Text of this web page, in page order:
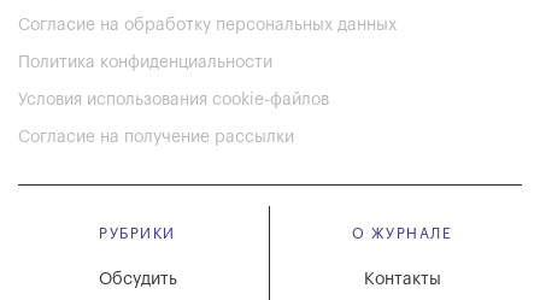
Согласие на обработку персональных данных
Политика конфиденциальности
Условия использования cookie-файлов
Согласие на получение рассылки
РУБРИКИ
Обсудить
О ЖУРНАЛЕ
Контакты